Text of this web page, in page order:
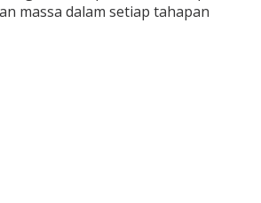
massa dalam setiap tahapan